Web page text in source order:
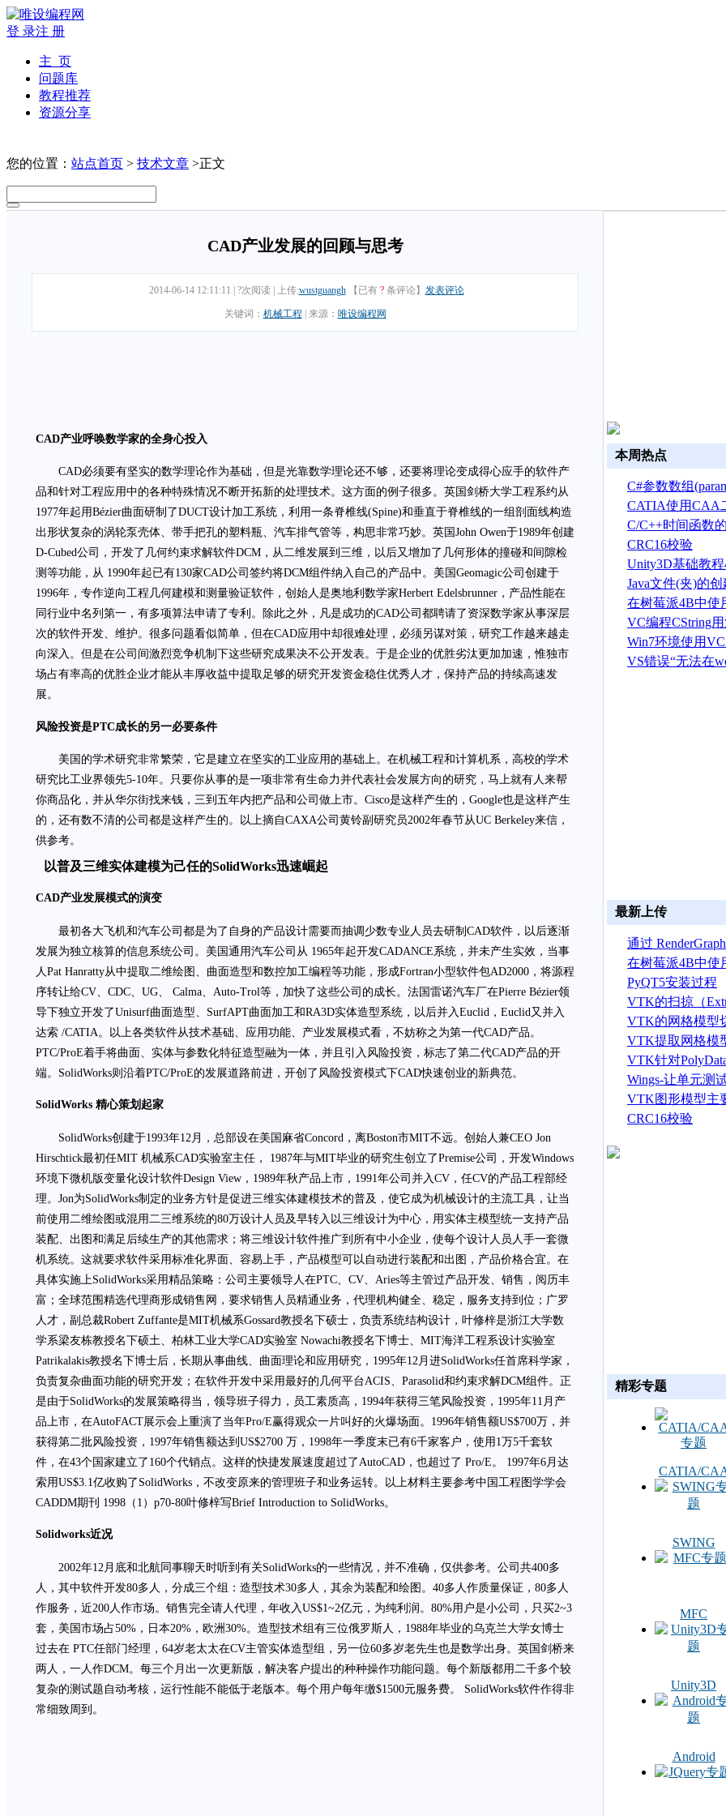
登 录注 册
主 页
问题库
教程推荐
资源分享
您的位置： 站点首页 > 技术文章 >正文
CAD产业发展的回顾与思考
2014-06-14 12:11:11 ?次阅读 上传:wustguangh 【已有 ? 条评论】 发表评论
关键词： 机械工程 来源： 唯设编程网
CAD产业呼唤数学家的全身心投入
CAD必须要有坚实的数学理论作为基础，但是光靠数学理论还不够，还要将理论变成得心应手的软件产
品和针对工程应用中的各种特殊情况不断开拓新的处理技术。这方面的例子很多。英国剑桥大学工程系约从
1977年起用Bézier曲面研制了DUCT设计加工系统，利用一条脊椎线(Spine)和垂直于脊椎线的一组剖面线构造
出形状复杂的涡轮泵壳体、带手把孔的塑料瓶、汽车排气管等，构思非常巧妙。英国John Owen于1989年创建
D-Cubed公司，开发了几何约束求解软件DCM，从二维发展到三维，以后又增加了几何形体的撞碰和间隙检
测等功能，从 1990年起已有130家CAD公司签约将DCM组件纳入自己的产品中。美国Geomagic公司创建于
1996年，专作逆向工程几何建模和测量验证软件，创始人是奥地利数学家Herbert Edelsbrunner，产品性能在
同行业中名列第一，有多项算法申请了专利。除此之外，凡是成功的CAD公司都聘请了资深数学家从事深层
次的软件开发、维护。很多问题看似简单，但在CAD应用中却很难处理，必须另谋对策，研究工作越来越走
向深入。但是在公司间激烈竞争机制下这些研究成果决不公开发表。于是企业的优胜劣汰更加加速，惟独市
场占有率高的优胜企业才能从丰厚收益中提取足够的研究开发资金稳住优秀人才，保持产品的持续高速发
展。
风险投资是PTC成长的另一必要条件
美国的学术研究非常繁荣，它是建立在坚实的工业应用的基础上。在机械工程和计算机系，高校的学术
研究比工业界领先5-10年。只要你从事的是一项非常有生命力并代表社会发展方向的研究，马上就有人来帮
你商品化，并从华尔街找来钱，三到五年内把产品和公司做上市。Cisco是这样产生的，Google也是这样产生
的，还有数不清的公司都是这样产生的。以上摘自CAXA公司黄铃副研究员2002年春节从UC Berkeley来信，
供参考。
以普及三维实体建模为己任的SolidWorks迅速崛起
CAD产业发展模式的演变
最初各大飞机和汽车公司都是为了自身的产品设计需要而抽调少数专业人员去研制CAD软件，以后逐渐
发展为独立核算的信息系统公司。美国通用汽车公司从 1965年起开发CADANCE系统，并未产生实效，当事
人Pat Hanratty从中提取二维绘图、曲面造型和数控加工编程等功能，形成Fortran小型软件包AD2000，将源程
序转让给CV、CDC、UG、 Calma、Auto-Trol等，加快了这些公司的成长。法国雷诺汽车厂在Pierre Bézier领
导下独立开发了Unisurf曲面造型、SurfAPT曲面加工和RA3D实体造型系统，以后并入Euclid，Euclid又并入
达索 /CATIA。以上各类软件从技术基础、应用功能、产业发展模式看，不妨称之为第一代CAD产品。
PTC/ProE着手将曲面、实体与参数化特征造型融为一体，并且引入风险投资，标志了第二代CAD产品的开
端。SolidWorks则沿着PTC/ProE的发展道路前进，开创了风险投资模式下CAD快速创业的新典范。
SolidWorks 精心策划起家
SolidWorks创建于1993年12月，总部设在美国麻省Concord，离Boston市MIT不远。创始人兼CEO Jon
Hirschtick最初任MIT 机械系CAD实验室主任， 1987年与MIT毕业的研究生创立了Premise公司，开发Windows
环境下微机版变量化设计软件Design View，1989年秋产品上市，1991年公司并入CV，任CV的产品工程部经
理。Jon为SolidWorks制定的业务方针是促进三维实体建模技术的普及，使它成为机械设计的主流工具，让当
前使用二维绘图或混用二三维系统的80万设计人员及早转入以三维设计为中心，用实体主模型统一支持产品
装配、出图和满足后续生产的其他需求；将三维设计软件推广到所有中小企业，使每个设计人员人手一套微
机系统。这就要求软件采用标准化界面、容易上手，产品模型可以自动进行装配和出图，产品价格合宜。在
具体实施上SolidWorks采用精品策略：公司主要领导人在PTC、CV、Aries等主管过产品开发、销售，阅历丰
富；全球范围精选代理商形成销售网，要求销售人员精通业务，代理机构健全、稳定，服务支持到位；广罗
人才，副总裁Robert Zuffante是MIT机械系Gossard教授名下硕士，负责系统结构设计，叶修梓是浙江大学数
学系梁友栋教授名下硕土、柏林工业大学CAD实验室 Nowachi教授名下博士、MIT海洋工程系设计实验室
Patrikalakis教授名下博士后，长期从事曲线、曲面理论和应用研究，1995年12月进SolidWorks任首席科学家，
负责复杂曲面功能的研究开发；在软件开发中采用最好的几何平台ACIS、Parasolid和约束求解DCM组件。正
是由于SolidWorks的发展策略得当，领导班子得力，员工素质高，1994年获得三笔风险投资，1995年11月产
品上市，在AutoFACT展示会上重演了当年Pro/E赢得观众一片叫好的火爆场面。1996年销售额US$700万，并
获得第二批风险投资，1997年销售额达到US$2700 万，1998年一季度末已有6千家客户，使用1万5千套软
件，在43个国家建立了160个代销点。这样的快捷发展速度超过了AutoCAD，也超过了 Pro/E。 1997年6月达
索用US$3.1亿收购了SolidWorks，不改变原来的管理班子和业务运转。以上材料主要参考中国工程图学学会
CADDM期刊 1998（1）p70-80叶修梓写Brief Introduction to SolidWorks。
Solidworks近况
2002年12月底和北航同事聊天时听到有关SolidWorks的一些情况，并不准确，仅供参考。公司共400多
人，其中软件开发80多人，分成三个组：造型技术30多人，其余为装配和绘图。40多人作质量保证，80多人
作服务，近200人作市场。销售完全请人代理，年收入US$1~2亿元，为纯利润。80%用户是小公司，只买2~3
套，美国市场占50%，日本20%，欧洲30%。造型技术组有三位俄罗斯人，1988年毕业的乌克兰大学女博士
过去在 PTC任部门经理，64岁老太太在CV主管实体造型组，另一位60多岁老先生也是数学出身。英国剑桥来
两人，一人作DCM。每三个月出一次更新版，解决客户提出的种种操作功能问题。每个新版都用二千多个较
复杂的测试题自动考核，运行性能不能低于老版本。每个用户每年缴$1500元服务费。 SolidWorks软件作得非
常细致周到。
本周热点
C#参数数组
CATIA使用CAA
建草图
C/C++时间函数
CRC16校验
Unity3D基础教
初始化预制品
Java文件(夹)的
除方法介绍
在树莓派4B中使
OpenGL ES程序
VC编程CString
Win7环境使用
实现键盘钩子
VS错误“无法在
最新上传
通过
建 ASTRYN 的
在树莓派4B中使
OpenGL ES程序
PyQT5安装过程
VTK的扫掠（
算法
VTK的网格模型
VTK提取网格模
据算法
VTK针对
线运算
Wings-让单元测
生成
VTK图形模型主
CRC16校验
精彩专题
CATIA/
SWING
MFC
Unity3D
Android